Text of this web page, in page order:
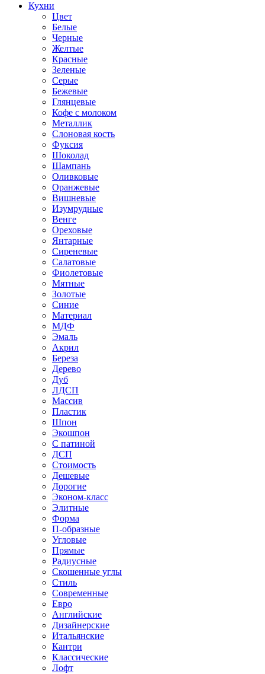
Кухни
Цвет
Белые
Черные
Желтые
Красные
Зеленые
Серые
Бежевые
Глянцевые
Кофе с молоком
Металлик
Слоновая кость
Фуксия
Шоколад
Шампань
Оливковые
Оранжевые
Вишневые
Изумрудные
Венге
Ореховые
Янтарные
Сиреневые
Салатовые
Фиолетовые
Мятные
Золотые
Синие
Материал
МДФ
Эмаль
Акрил
Береза
Дерево
Дуб
ЛДСП
Массив
Пластик
Шпон
Экошпон
С патиной
ДСП
Стоимость
Дешевые
Дорогие
Эконом-класс
Элитные
Форма
П-образные
Угловые
Прямые
Радиусные
Скошенные углы
Стиль
Современные
Евро
Английские
Дизайнерские
Итальянские
Кантри
Классические
Лофт